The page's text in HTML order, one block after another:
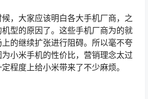
，大家应该明白各大手机厂商，之
型的原因了。这些手机厂商为的就
的继续扩张进行阻碍。所以毫不夸
小米手机的性价比，营销理念太过
程度上给小米带来了不少麻烦。